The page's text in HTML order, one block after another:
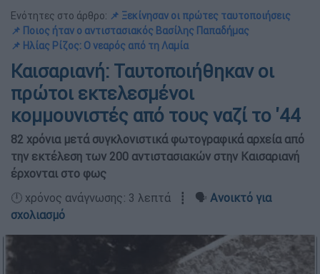
Ενότητες στο άρθρο: 📌 Ξεκίνησαν οι πρώτες ταυτοποιήσεις
📌 Ποιος ήταν ο αντιστασιακός Βασίλης Παπαδήμας
📌 Ηλίας Ρίζος: Ο νεαρός από τη Λαμία
Καισαριανή: Ταυτοποιήθηκαν οι
πρώτοι εκτελεσμένοι
κομμουνιστές από τους ναζί το '44
82 χρόνια μετά συγκλονιστικά φωτογραφικά αρχεία από
την εκτέλεση των 200 αντιστασιακών στην Καισαριανή
έρχονται στο φως
🕛 χρόνος ανάγνωσης: 3 λεπτά ┋ 🗣️ Ανοικτό για
σχολιασμό